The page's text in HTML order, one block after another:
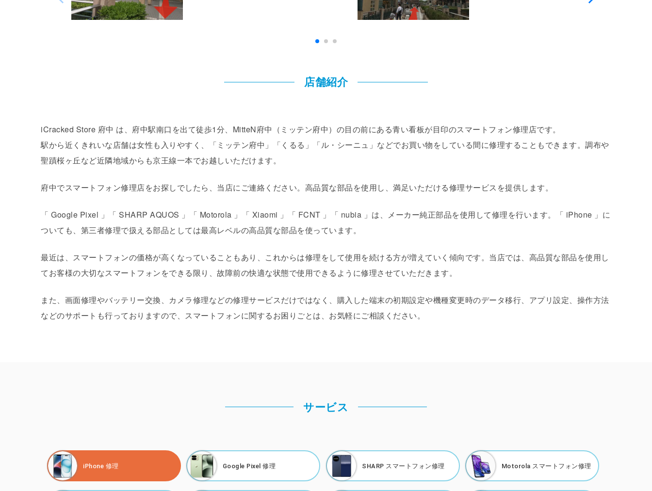
店舗紹介
iCracked Store 府中 は、府中駅南口を出て徒歩1分、MitteN府中（ミッテン府中）の目の前にある青い看板が目印のスマートフォン修理店です。
駅から近くきれいな店舗は女性も入りやすく、「ミッテン府中」「くるる」「ル・シーニュ」などでお買い物をしている間に修理することもできます。調布や
聖蹟桜ヶ丘など近隣地域からも京王線一本でお越しいただけます。
府中でスマートフォン修理店をお探しでしたら、当店にご連絡ください。高品質な部品を使用し、満足いただける修理サービスを提供します。
「 Google Pixel 」「 SHARP AQUOS 」「 Motorola 」「 Xiaomi 」「 FCNT 」「 nubia 」は、メーカー純正部品を使用して修理を行います。「 iPhone 」に
ついても、第三者修理で扱える部品としては最高レベルの高品質な部品を使っています。
最近は、スマートフォンの価格が高くなっていることもあり、これからは修理をして使用を続ける方が増えていく傾向です。当店では、高品質な部品を使用し
てお客様の大切なスマートフォンをできる限り、故障前の快適な状態で使用できるように修理させていただきます。
また、画面修理やバッテリー交換、カメラ修理などの修理サービスだけではなく、購入した端末の初期設定や機種変更時のデータ移行、アプリ設定、操作方法
などのサポートも行っておりますので、スマートフォンに関するお困りごとは、お気軽にご相談ください。
サービス
iPhone 修理 Google Pixel 修理 SHARP スマートフォン修理 Motorola スマートフォン修理